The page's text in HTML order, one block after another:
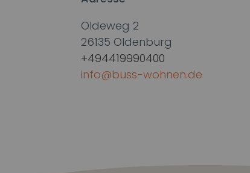
Oldeweg 2
26135 Oldenburg
+494419990400
info@buss-wohnen.de